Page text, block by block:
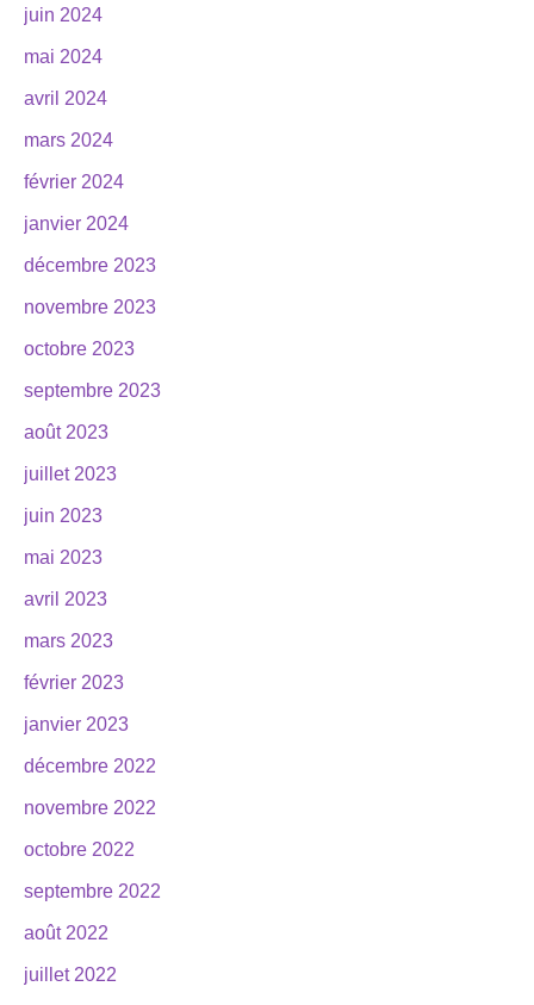
juin 2024
mai 2024
avril 2024
mars 2024
février 2024
janvier 2024
décembre 2023
novembre 2023
octobre 2023
septembre 2023
août 2023
juillet 2023
juin 2023
mai 2023
avril 2023
mars 2023
février 2023
janvier 2023
décembre 2022
novembre 2022
octobre 2022
septembre 2022
août 2022
juillet 2022